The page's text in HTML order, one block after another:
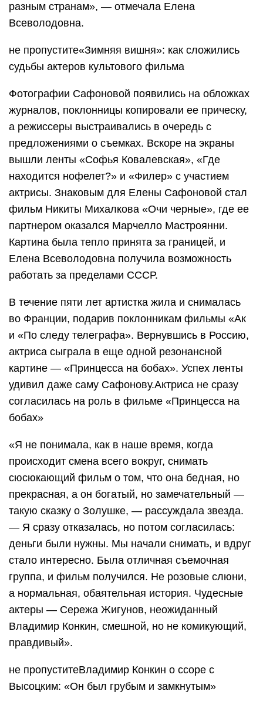
разным странам», — отмечала Елена
Всеволодовна.
не пропустите«Зимняя вишня»: как сложились
судьбы актеров культового фильма
Фотографии Сафоновой появились на обложках
журналов, поклонницы копировали ее прическу,
а режиссеры выстраивались в очередь с
предложениями о съемках. Вскоре на экраны
вышли ленты «Софья Ковалевская», «Где
находится нофелет?» и «Филер» с участием
актрисы. Знаковым для Елены Сафоновой стал
фильм Никиты Михалкова «Очи черные», где ее
партнером оказался Марчелло Мастроянни.
Картина была тепло принята за границей, и
Елена Всеволодовна получила возможность
работать за пределами СССР.
В течение пяти лет артистка жила и снималась
во Франции, подарив поклонникам фильмы «Ак
и «По следу телеграфа». Вернувшись в Россию,
актриса сыграла в еще одной резонансной
картине — «Принцесса на бобах». Успех ленты
удивил даже саму Сафонову.Актриса не сразу
согласилась на роль в фильме «Принцесса на
бобах»
«Я не понимала, как в наше время, когда
происходит смена всего вокруг, снимать
сюсюкающий фильм о том, что она бедная, но
прекрасная, а он богатый, но замечательный —
такую сказку о Золушке, — рассуждала звезда.
— Я сразу отказалась, но потом согласилась:
деньги были нужны. Мы начали снимать, и вдруг
стало интересно. Была отличная съемочная
группа, и фильм получился. Не розовые слюни,
а нормальная, обаятельная история. Чудесные
актеры — Сережа Жигунов, неожиданный
Владимир Конкин, смешной, но не комикующий,
правдивый».
не пропуститеВладимир Конкин о ссоре с
Высоцким: «Он был грубым и замкнутым»